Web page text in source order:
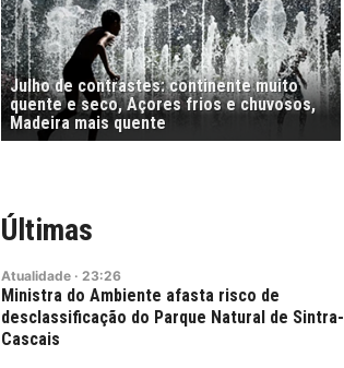
Julho de contrastes: continente muito
quente e seco, Açores frios e chuvosos,
Madeira mais quente
Últimas
Atualidade · 23:26
Ministra do Ambiente afasta risco de
desclassificação do Parque Natural de Sintra-
Cascais